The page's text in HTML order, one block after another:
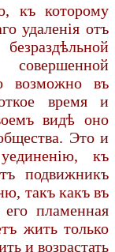
къ которому
удаленія отъ
возможно въ
время и
видѣ оно
Это и
къ
подвижникъ
такъ какъ въ
пламенная
жить только
и возрастать